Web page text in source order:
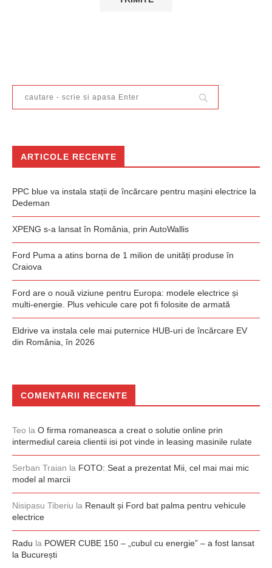
ARTICOLE RECENTE
PPC blue va instala stații de încărcare pentru mașini electrice la
Dedeman
XPENG s-a lansat în România, prin AutoWallis
Ford Puma a atins borna de 1 milion de unități produse în
Craiova
Ford are o nouă viziune pentru Europa: modele electrice și
multi-energie. Plus vehicule care pot fi folosite de armată
Eldrive va instala cele mai puternice HUB-uri de încărcare EV
din România, în 2026
COMENTARII RECENTE
Teo la O firma romaneasca a creat o solutie online prin
intermediul careia clientii isi pot vinde in leasing masinile rulate
Serban Traian la FOTO: Seat a prezentat Mii, cel mai mai mic
model al marcii
Nisipasu Tiberiu la Renault și Ford bat palma pentru vehicule
electrice
Radu la POWER CUBE 150 – „cubul cu energie” – a fost lansat
la București